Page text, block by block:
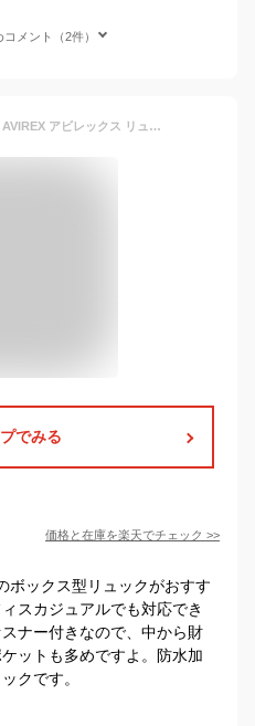
メント（2件）
リュック 大容量 ボックス型 AVIREX アビレックス リュックサック 通学 防水 BOX型 メンズ 30L A4 A3 バックパック スクエア レディース 大きめ 通勤 撥水加工 スクエアリュック 中学生 大学生 おしゃれ かっこいい 黒 中学生 高校生 大学生 ブランド サイドファスナー
でみる
価格と在庫を楽天でチェック >>
ボックス型リュックがおすす
スカジュアルでも対応でき
ナー付きなので、中から財
ットも多めですよ。防水加
クです。